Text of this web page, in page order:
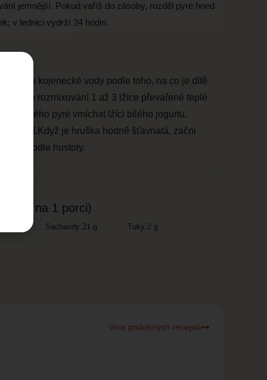
jemnější. Pokud vaříš do zásoby, rozděl pyré hned
v lednici vydrží 24 hodin.
trochu kojenecké vody podle toho, na co je dítě
po rozmixování 1 až 3 lžíce převařené teplé
hotového pyré vmíchat lžíci bílého jogurtu,
jedí.Když je hruška hodně šťavnatá, začni
podle hustoty.
na 1 porci)
Sacharidy: 21 g Tuky: 2 g
Více podobných receptů